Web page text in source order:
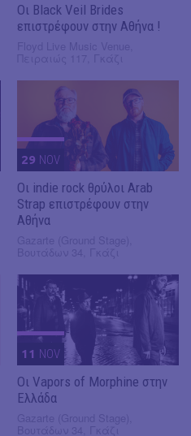
Οι Black Veil Brides
επιστρέφουν στην Αθήνα !
29 NOV
Οι indie rock θρύλοι Arab
Strap επιστρέφουν στην
Αθήνα
11 NOV
Οι Vapors of Morphine στην
Ελλάδα